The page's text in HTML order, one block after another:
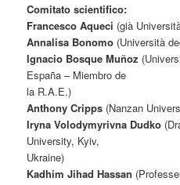
Comitato scientifico:
Francesco Aqueci (già
Annalisa Bonomo (Università
Ignacio Bosque Muñoz
España – Miembro de
la R.A.E.)
Anthony Cripps (Nanzan
Iryna Volodymyrivna Dudko
University, Kyiv,
Ukraine)
Kadhim Jihad Hassan